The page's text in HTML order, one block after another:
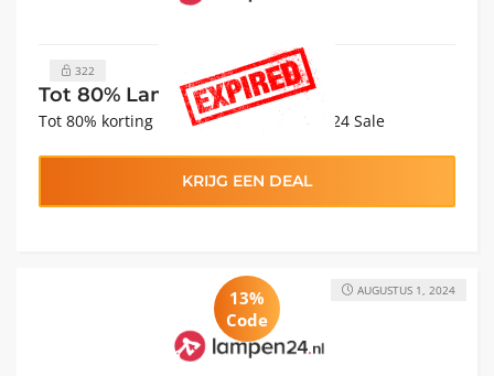
322
Tot 80% Lampen24 Korting
Tot 80% korting in de categorie Lampen24 Sale
KRIJG EEN DEAL
13%
Code
AUGUSTUS 1, 2024